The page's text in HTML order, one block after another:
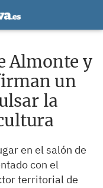
Almonte y
un
la
en el salón de
con el
territorial de